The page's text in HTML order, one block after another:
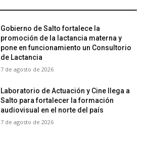
Gobierno de Salto fortalece la
promoción de la lactancia materna y
pone en funcionamiento un Consultorio
de Lactancia
7 de agosto de 2026
Laboratorio de Actuación y Cine llega a
Salto para fortalecer la formación
audiovisual en el norte del país
7 de agosto de 2026